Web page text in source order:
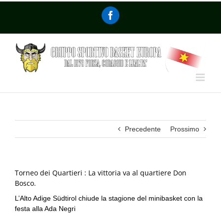
Precedente Prossimo
Torneo dei Quartieri : La vittoria va al quartiere Don
Bosco.
L’Alto Adige Südtirol chiude la stagione del minibasket con la
festa alla Ada Negri